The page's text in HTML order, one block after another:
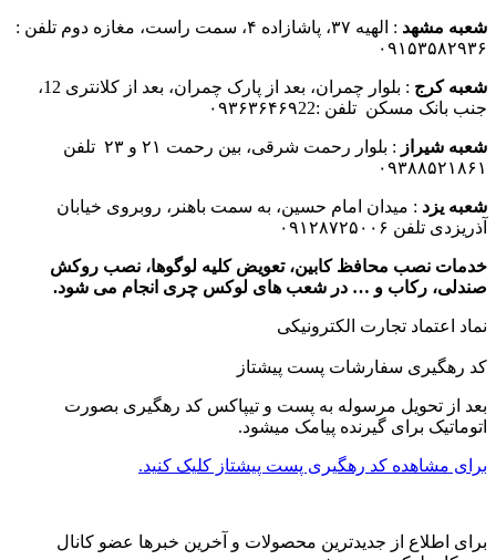
شعبه مشهد
: الهیه ۳۷، پاشازاده ۴، سمت راست، مغازه دوم تلفن :
۰۹۱۵۳۵۸۲۹۳۶
شعبه کرج
: بلوار چمران، بعد از پارک چمران، بعد از کلانتری 12،
جنب بانک مسکن تلفن :۰۹۳۶۳۶۴۶۹22
شعبه شیراز
: بلوار رحمت شرقی، بین رحمت ۲۱ و ۲۳ تلفن
۰۹۳۸۸۵۲۱۸۶۱
شعبه یزد : میدان امام حسین، به سمت باهنر، روبروی خیابان
آذریزدی تلفن ۰۹۱۲۸۷۲۵۰۰۶
خدمات نصب محافظ کابین، تعویض کلیه لوگوها، نصب روکش
صندلی، رکاب و … در شعب های لوکس چری انجام می شود.
نماد اعتماد تجارت الكترونیكی
کد رهگیری سفارشات پست پیشتاز
بعد از تحویل مرسوله به پست و تیپاکس کد رهگیری بصورت
اتوماتیک برای گیرنده پیامک میشود.
برای مشاهده کد رهگیری پست پیشتاز کلیک کنید.
برای اطلاع از جدیدترین محصولات و آخرین خبرها عضو کانال